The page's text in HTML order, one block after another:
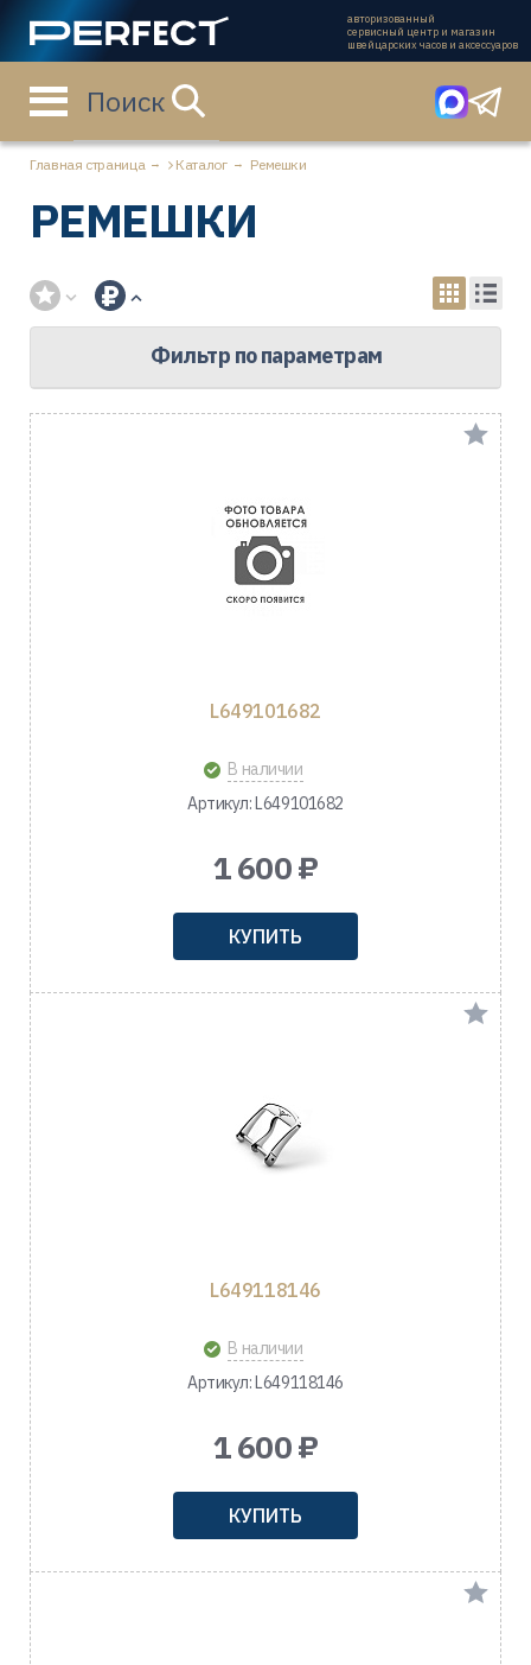
авторизованный
сервисный центр и магазин
швейцарских часов и аксессуаров
Поиск
Главная страница Каталог Ремешки
РЕМЕШКИ
Фильтр по параметрам
L649101682
В наличии
Артикул: L649101682
1 600 ₽
КУПИТЬ
L649118146
В наличии
Артикул: L649118146
1 600 ₽
КУПИТЬ